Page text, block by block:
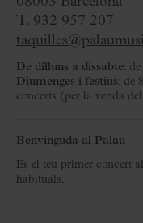
T. 932 957 207
De dilluns a dissabte:
Diumenges i festius: de
concerts (per la venda
Benvinguda al Palau
És el teu primer concert
habituals.